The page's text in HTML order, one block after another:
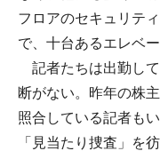
フロアのセキュリテ
で、十台あるエレベ
記者たちは出勤し
断がない。昨年の株
照合している記者も
「見当たり捜査」を